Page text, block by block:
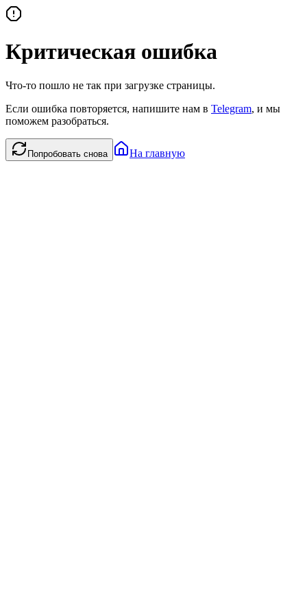
Критическая ошибка
Что-то пошло не так при загрузке страницы.
Если ошибка повторяется, напишите нам в Telegram, и мы
поможем разобраться.
Попробовать снова На главную